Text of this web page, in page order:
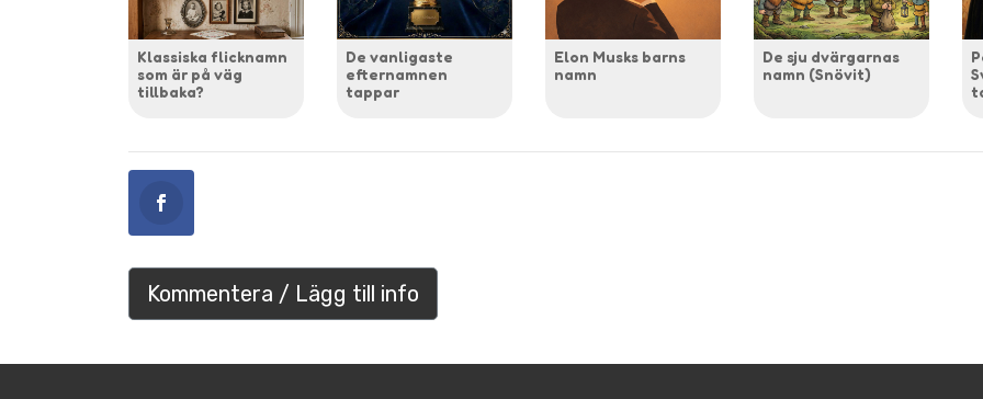
Klassiska flicknamn
som är på väg
tillbaka?
De vanligaste
efternamnen
tappar
Elon Musks barns
namn
De sju dvärgarnas
namn (Snövit)
Kommentera / Lägg till info